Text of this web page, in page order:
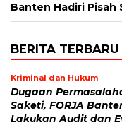
Banten Hadiri Pisah
BERITA TERBARU
Kriminal dan Hukum
Dugaan
Saketi, FORJA
Lakukan Audit dan